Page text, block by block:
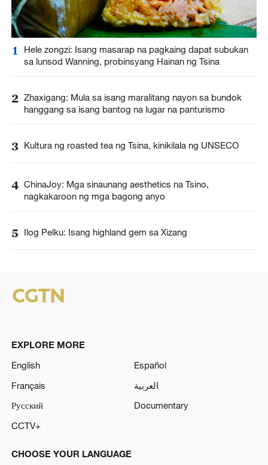
1
Hele zongzi: Isang masarap na pagkaing dapat subukan
sa lunsod Wanning, probinsyang Hainan ng Tsina
2 Zhaxigang: Mula sa isang maralitang nayon sa bundok
hanggang sa isang bantog na lugar na panturismo
3 Kultura ng roasted tea ng Tsina, kinikilala ng UNSECO
4 ChinaJoy: Mga sinaunang aesthetics na Tsino,
nagkakaroon ng mga bagong anyo
5 Ilog Pelku: Isang highland gem sa Xizang
EXPLORE MORE
English
Español
Français
العربية
Русский
Documentary
CCTV+
CHOOSE YOUR LANGUAGE